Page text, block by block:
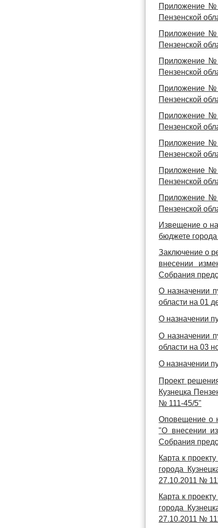
Приложение №
Пензенской
Приложение №
Пензенской
Приложение №
Пензенской
Приложение №
Пензенской
Приложение №
Пензенской
Приложение №
Пензенской
Приложение №
Пензенской
Приложение №
Пензенской
Извещение о
бюджете
Заключение о
внесении
Собрания
О назначении
области на 01
О назначении
О назначении
области на 03
О назначении
Проект
Кузнецка
№ 111-45/5"
Оповещение о
"О внесении
Собрания
Карта к
города
27.10.2011 №
Карта к
города
27.10.2011 №